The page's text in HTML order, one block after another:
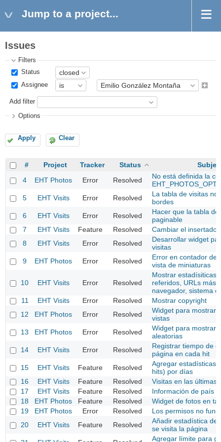
Jump to a project...
Issues
Filters
Status
Assignee
Add filter
Options
Apply Clear
# Project Tracker Status
4
EHT Photos Error Resolved
No está definida la
5
EHT Visits Error Resolved
La tabla de visitas no
bordes
6
EHT Visits Error Resolved
Hacer que la tabla de
paginable
7
EHT Visits Feature Resolved
Cambiar el insertado
8
EHT Visits Error Resolved
Desarrollar widget
visitas
9
EHT Photos Error Resolved
Error en contador de
vista de miniaturas
10 EHT Visits Error Resolved
Mostrar estadísiticas
referidos, URLs más
navegador, sistema
11
EHT Visits Error Resolved
Mostrar copyright
12
EHT Photos Error Resolved
Widget para mostrar
vistas
13
EHT Photos Error Resolved
Widget para mostrar
aleatorias
14
EHT Visits Error Resolved
Registrar tiempo de
página en cada hit
15
EHT Visits Feature Resolved
Agregar estadísticas
hits) por días
16
EHT Visits Feature Resolved
Visitas en las últimas
17
EHT Visits Feature Resolved
Información de país
18
EHT Photos Feature Resolved
Widget de fotos en
19
EHT Photos Error Resolved
Los permisos no
20
EHT Visits Feature Resolved
Añadir estadística de
se visita la página
Agregar límite para